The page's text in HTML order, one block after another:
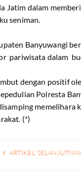
Jatim dalam
seniman.
Banyuwangi
pariwisata dalam
dengan positif
Polresta
memelihara
(*)
ARTIKEL SELANJUTNYA